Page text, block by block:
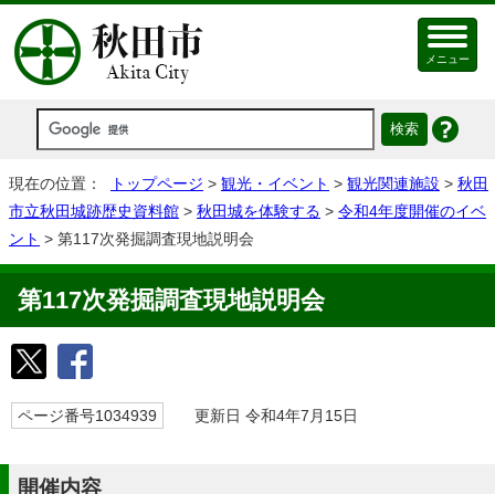
メニュー
現在の位置： トップページ > 観光・イベント > 観光関連施設 > 秋田
市立秋田城跡歴史資料館 > 秋田城を体験する > 令和4年度開催のイベ
ント > 第117次発掘調査現地説明会
第117次発掘調査現地説明会
ページ番号1034939 更新日 令和4年7月15日
開催内容